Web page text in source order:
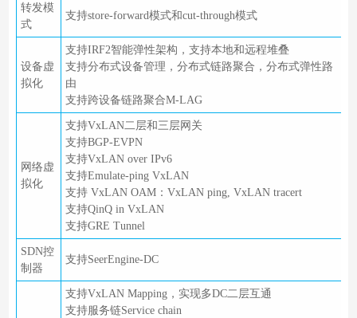
转发模
式
支持store-forward模式和cut-through模式
设备虚
拟化
支持IRF2智能弹性架构，支持本地和远程堆叠
支持分布式设备管理，分布式链路聚合，分布式弹性路
由
支持跨设备链路聚合M-LAG
网络虚
拟化
支持VxLAN二层和三层网关
支持BGP-EVPN
支持VxLAN over IPv6
支持Emulate-ping VxLAN
支持 VxLAN OAM：VxLAN ping, VxLAN tracert
支持QinQ in VxLAN
支持GRE Tunnel
SDN控
制器
支持SeerEngine-DC
支持VxLAN Mapping，实现多DC二层互通
支持服务链Service chain